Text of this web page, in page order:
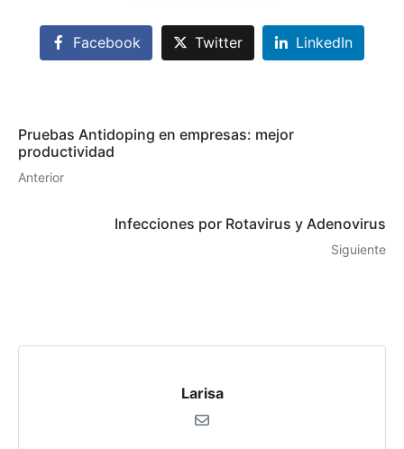
Facebook Twitter LinkedIn
Pruebas Antidoping en empresas: mejor
productividad
Anterior
Infecciones por Rotavirus y Adenovirus
Siguiente
Larisa